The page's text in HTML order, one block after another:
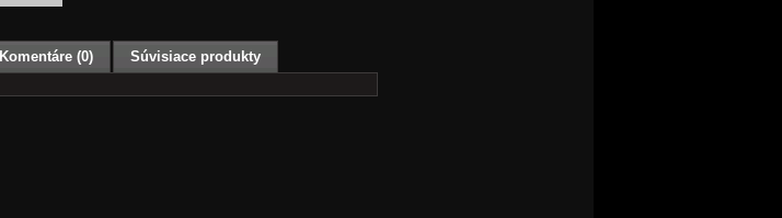
Komentáre (0) Súvisiace produkty